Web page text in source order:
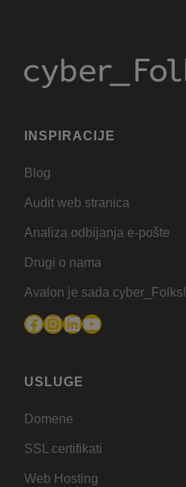
INSPIRACIJE
Blog
Audit web stranica
Analiza odbijanja e-pošte
Drugi o nama
Avalon je sada cyber_Folks!
Facebook
Instagram
LinkedIn
YouTube
USLUGE
Domene
SSL certifikati
Web Hosting